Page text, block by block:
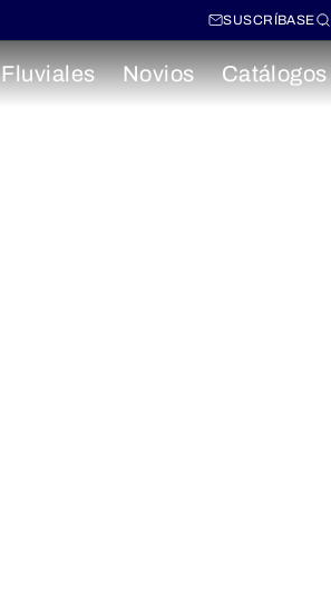
SUSCRÍBASE
Fluviales Novios Catálogos